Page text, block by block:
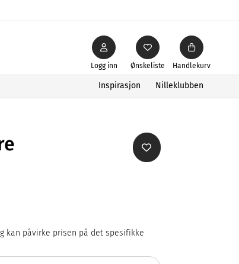
Ønskeliste
Logg inn Handlekurv
Inspirasjon Nilleklubben
kan påvirke prisen på det spesifikke